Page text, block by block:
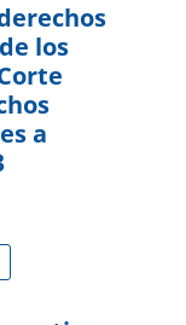
los
a